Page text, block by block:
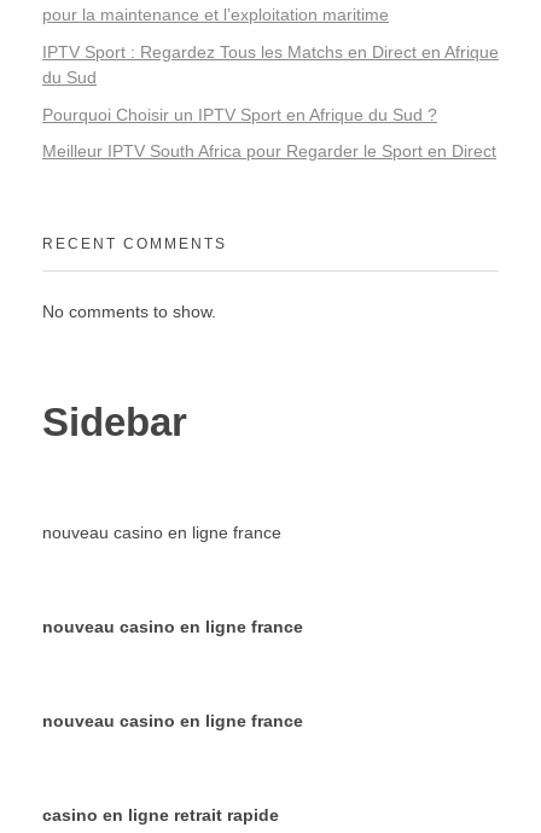
pour la maintenance et l’exploitation maritime
IPTV Sport : Regardez Tous les Matchs en Direct en Afrique
du Sud
Pourquoi Choisir un IPTV Sport en Afrique du Sud ?
Meilleur IPTV South Africa pour Regarder le Sport en Direct
RECENT COMMENTS
No comments to show.
Sidebar
nouveau casino en ligne france
nouveau casino en ligne france
nouveau casino en ligne france
casino en ligne retrait rapide